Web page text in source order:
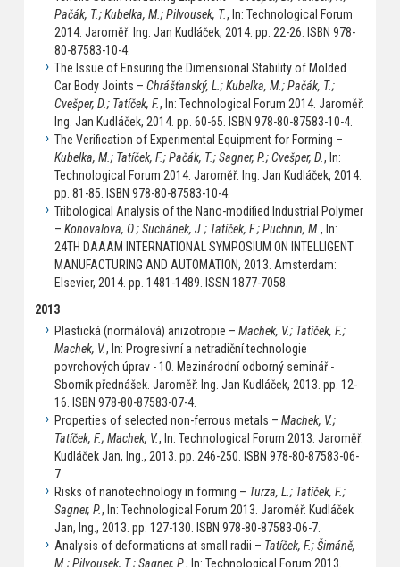
Pačák, T.; Kubelka, M.; Pilvousek, T., In: Technological Forum
2014. Jaroměř: Ing. Jan Kudláček, 2014. pp. 22-26. ISBN 978-
80-87583-10-4.
The Issue of Ensuring the Dimensional Stability of Molded
Car Body Joints – Chrášťanský, L.; Kubelka, M.; Pačák, T.;
Cvešper, D.; Tatíček, F., In: Technological Forum 2014. Jaroměř:
Ing. Jan Kudláček, 2014. pp. 60-65. ISBN 978-80-87583-10-4.
The Verification of Experimental Equipment for Forming –
Kubelka, M.; Tatíček, F.; Pačák, T.; Sagner, P.; Cvešper, D., In:
Technological Forum 2014. Jaroměř: Ing. Jan Kudláček, 2014.
pp. 81-85. ISBN 978-80-87583-10-4.
Tribological Analysis of the Nano-modified Industrial Polymer
– Konovalova, O.; Suchánek, J.; Tatíček, F.; Puchnin, M., In:
24TH DAAAM INTERNATIONAL SYMPOSIUM ON INTELLIGENT
MANUFACTURING AND AUTOMATION, 2013. Amsterdam:
Elsevier, 2014. pp. 1481-1489. ISSN 1877-7058.
2013
Plastická (normálová) anizotropie – Machek, V.; Tatíček, F.;
Machek, V., In: Progresivní a netradiční technologie
povrchových úprav - 10. Mezinárodní odborný seminář -
Sborník přednášek. Jaroměř: Ing. Jan Kudláček, 2013. pp. 12-
16. ISBN 978-80-87583-07-4.
Properties of selected non-ferrous metals – Machek, V.;
Tatíček, F.; Machek, V., In: Technological Forum 2013. Jaroměř:
Kudláček Jan, Ing., 2013. pp. 246-250. ISBN 978-80-87583-06-
7.
Risks of nanotechnology in forming – Turza, L.; Tatíček, F.;
Sagner, P., In: Technological Forum 2013. Jaroměř: Kudláček
Jan, Ing., 2013. pp. 127-130. ISBN 978-80-87583-06-7.
Analysis of deformations at small radii – Tatíček, F.; Šimáně,
M.; Pilvousek, T.; Sagner, P., In: Technological Forum 2013.